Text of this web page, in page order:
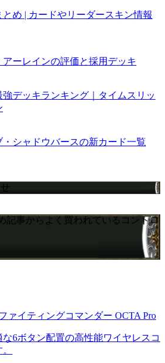
め | カードやリーダースキン情報
ーレインの評価と採用デッキ
強デッキランキング｜タイムスリッ
・シャドウバースの新カード一覧
記事からよく買われているコントロ
ァイティングコマンダー OCTA Pro
6ボタン配置の高性能ワイヤレスコ